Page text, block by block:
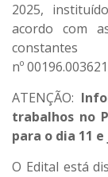
2025,
acordo com
nº
ATENÇÃO:
trabalhos no
para o dia 11
O Edital está